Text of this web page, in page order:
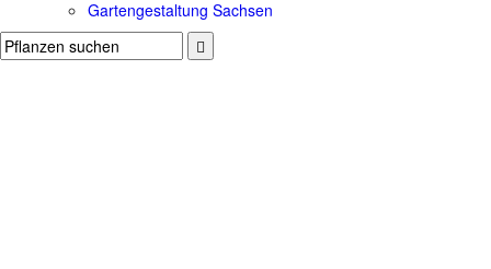
Gartengestaltung Sachsen